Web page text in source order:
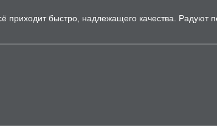
быстро, надлежащего качества. Радуют